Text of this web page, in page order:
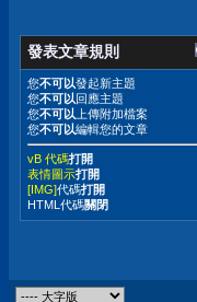
發表文章規則
您不可以發起新主題
您不可以回應主題
您不可以 上傳附加檔案
您不可以編輯您的文章
vB 代碼打開
表情圖示打開
[IMG]代碼打開
HTML代碼關閉